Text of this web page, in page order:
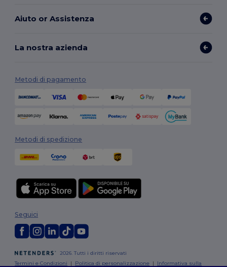
Aiuto or Assistenza
La nostra azienda
Metodi di pagamento
Metodi di spedizione
2026. Tutti i diritti riservati
Termini e Condizioni | Politica di personalizzazione | Informativa sulla
Seguici